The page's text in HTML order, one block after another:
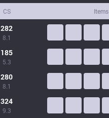
CS Items
282
8.1
185
5.3
280
8.1
324
9.3